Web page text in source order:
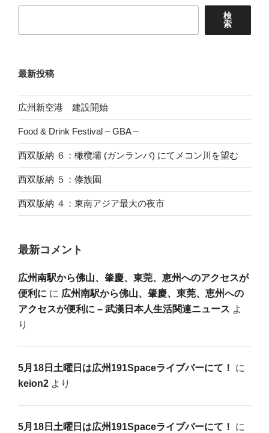
検
索
最新投稿
広州新空港 建設開始
Food & Drink Festival – GBA –
西双版納 ６：橄欖壩 (ガンランパ) にてメコン川を望む
西双版納 ５：傣族園
西双版納 ４：東南アジア最大の夜市
最新コメント
広州南駅から佛山、肇慶、東莞、恵州へのアクセスが
便利に に 広州南駅から佛山、肇慶、東莞、恵州への
アクセスが便利に – 武漢日本人生活関連ニュース よ
り
5月18日土曜日は広州191Spaceライブバーにて！
に
keion2 より
5月18日土曜日は広州191Spaceライブバーにて！
に